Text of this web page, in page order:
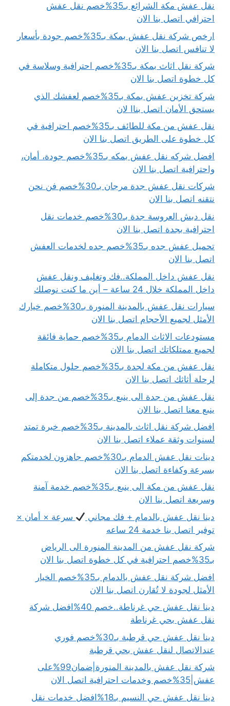
نقل عفش مكة الشرائع بـ35%خصم نقل عفش
احترافي اتصل بنا الان
ارخص شركة نقل عفش بمكة بـ35%خصم جودة بأسعار
لا تنافس اتصل بنا الان
شركة نقل اثاث بمكة بـ35%خصم احترافية وسلاسة في
كل خطوة اتصل بنا الان
شركة تخزين عفش بمكة بـ35%خصم لعفشك الذي
يستحق الأمان اتصل بناا لان
نقل عفش من مكة للطائف بـ35%خصم احترافية في
كل خطوة على الطريق اتصل بنا الان
افضل شركه نقل عفش بمكه بـ35%خصم جودة، أمان،
واحترافية اتصل بنا الان
شركات نقل عفش جدة مرجان بـ30%خصم فن نحن
نتقنه اتصل بنا الان
نقل دبش العروسة جدة بـ30%خصم خدمات نقل
احترافية بجدة اتصل بنا الان
تحميل عفش جده بـ35%خصم جده لخدمات العفش
اتصل بنا الان
نقل عفش داخل المملكة..فك وتغليف ونقل عفش
داخل المملكة خلال 24 ساعة – أين ما كنت نوصلك
سيارات نقل عفش بالمدينة المنورة بـ30%خصم خيارك
الأمثل لجميع الأحجام اتصل بنا الان
مستودعات الاثاث الدمام بـ35%خصم حماية فائقة
لجميع ممتلكاتك اتصل بنا الان
نقل عفش من مكة لجدة بـ35%خصم حلول متكاملة
لرحلة أثاثك اتصل بنا الان
نقل عفش من جدة الى ينبع بـ35%خصم من جدة إلى
ينبع معنا اتصل بنا الان
افضل شركة نقل اثاث بالمدينة بـ35%خصم خبرة تمتد
لسنوات وثقة عملاء اتصل بنا الان
دينات نقل عفش الدمام بـ30%خصم جاهزون لخدمتكم
بسرعة وكفاءة اتصل بنا الان
نقل عفش من مكة الى ينبع بـ35%خصم خدمة آمنة
وسريعة اتصل بنا الان
دينا نقل عفش بالدمام + فك مجاني
سرعة × أمان ×
توفير اتصل بنا خدمة 24 ساعه
شركة نقل عفش من المدينة المنورة الى الرياض
بـ35%خصم احترافية في كل خطوة اتصل بنا الان
افضل شركة نقل عفش بالدمام بـ35%خصم الخيار
الأمثل لجودة لا تُقارن اتصل بنا الان
دينا نقل عفش حي غرناطة..خصم 40%افضل شركة
نقل عفش بحي غرناطة
دينا نقل عفش حي قرطبة بـ30%خصم فوري
عندالاتصال لنقل عفش بحي قرطبة
شركة نقل عفش بالمدينة المنورة|ضمان99%على
عفش|35%خصم وخدمات احترافية اتصل الان
دينا نقل عفش حي النسيم بـ18%افضل خدمات نقل